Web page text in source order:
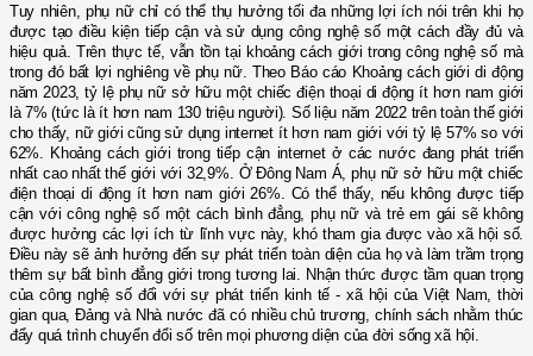
Tuy nhiên, phụ nữ chỉ có thể thụ hưởng tối đa những lợi ích nói trên khi họ
được tạo điều kiện tiếp cận và sử dụng công nghệ số một cách đầy đủ và
hiệu quả. Trên thực tế, vẫn tồn tại khoảng cách giới trong công nghệ số mà
trong đó bất lợi nghiêng về phụ nữ. Theo Báo cáo Khoảng cách giới di động
năm 2023, tỷ lệ phụ nữ sở hữu một chiếc điện thoại di động ít hơn nam giới
là 7% (tức là ít hơn nam 130 triệu người). Số liệu năm 2022 trên toàn thế giới
cho thấy, nữ giới cũng sử dụng internet ít hơn nam giới với tỷ lệ 57% so với
62%. Khoảng cách giới trong tiếp cận internet ở các nước đang phát triển
nhất cao nhất thế giới với 32,9%. Ở Đông Nam Á, phụ nữ sở hữu một chiếc
điện thoại di động ít hơn nam giới 26%. Có thể thấy, nếu không được tiếp
cận với công nghệ số một cách bình đẳng, phụ nữ và trẻ em gái sẽ không
được hưởng các lợi ích từ lĩnh vực này, khó tham gia được vào xã hội số.
Điều này sẽ ảnh hưởng đến sự phát triển toàn diện của họ và làm trầm trọng
thêm sự bất bình đẳng giới trong tương lai. Nhận thức được tầm quan trọng
của công nghệ số đối với sự phát triển kinh tế - xã hội của Việt Nam, thời
gian qua, Đảng và Nhà nước đã có nhiều chủ trương, chính sách nhằm thúc
đẩy quá trình chuyển đổi số trên mọi phương diện của đời sống xã hội.